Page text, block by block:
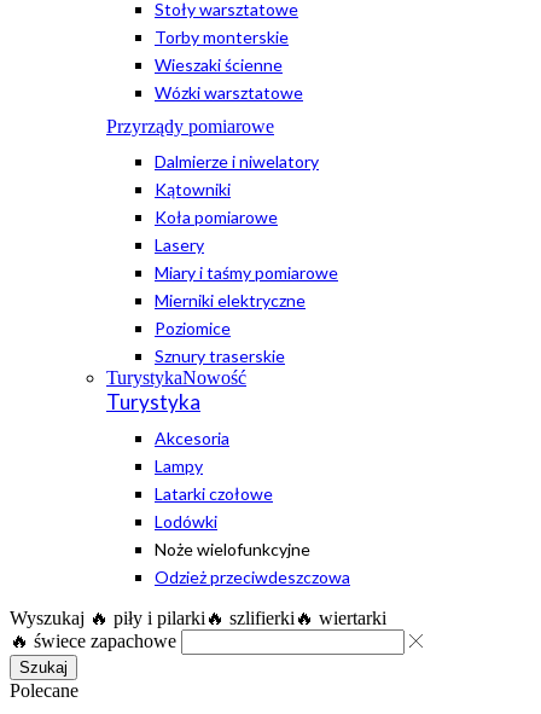
Stoły warsztatowe
Torby monterskie
Wieszaki ścienne
Wózki warsztatowe
Przyrządy pomiarowe
Dalmierze i niwelatory
Kątowniki
Koła pomiarowe
Lasery
Miary i taśmy pomiarowe
Mierniki elektryczne
Poziomice
Sznury traserskie
TurystykaNowość
Turystyka
Akcesoria
Lampy
Latarki czołowe
Lodówki
Noże wielofunkcyjne
Odzież przeciwdeszczowa
Wyszukaj 🔥 piły i pilarki 🔥 szlifierki 🔥 wiertarki
🔥 świece zapachowe
Szukaj
Polecane